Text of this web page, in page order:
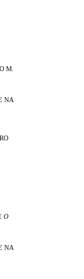
M.
NA
O
NA